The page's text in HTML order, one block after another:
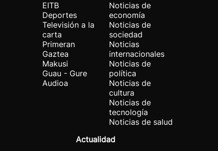
EITB
Deportes
Televisión a la
carta
Primeran
Gaztea
Makusi
Guau - Gure
Audioa
Noticias de
economía
Noticias de
sociedad
Noticias
internacionales
Noticias de
política
Noticias de
cultura
Noticias de
tecnología
Noticias de salud
Actualidad